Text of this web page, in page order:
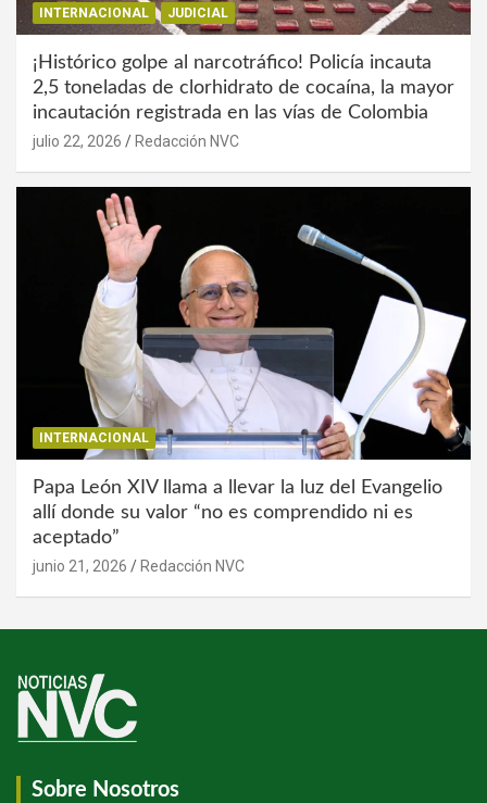
INTERNACIONAL JUDICIAL
¡Histórico golpe al narcotráfico! Policía incauta
2,5 toneladas de clorhidrato de cocaína, la mayor
incautación registrada en las vías de Colombia
julio 22, 2026 Redacción NVC
INTERNACIONAL
Papa León XIV llama a llevar la luz del Evangelio
allí donde su valor “no es comprendido ni es
aceptado”
junio 21, 2026 Redacción NVC
Sobre Nosotros